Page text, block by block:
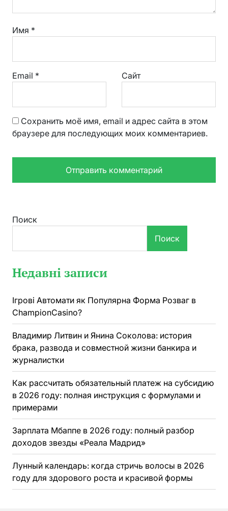
Имя *
Email * Сайт
Сохранить моё имя, email и адрес сайта в этом
браузере для последующих моих комментариев.
Поиск
Поиск
Недавні записи
Ігрові Автомати як Популярна Форма Розваг в
ChampionCasino?
Владимир Литвин и Янина Соколова: история
брака, развода и совместной жизни банкира и
журналистки
Как рассчитать обязательный платеж на субсидию
в 2026 году: полная инструкция с формулами и
примерами
Зарплата Мбаппе в 2026 году: полный разбор
доходов звезды «Реала Мадрид»
Лунный календарь: когда стричь волосы в 2026
году для здорового роста и красивой формы